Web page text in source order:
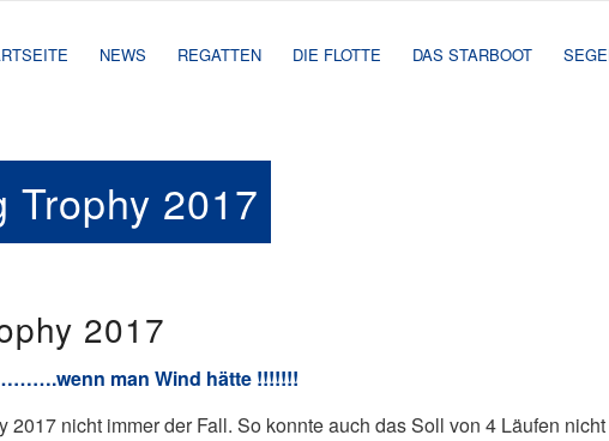
NEWS REGATTEN DIE FLOTTE DAS STARBOOT
Trophy 2017
2017
man Wind hätte !!!!!!!
2017 nicht immer der Fall. So konnte auch das Soll von 4 Läufen nicht